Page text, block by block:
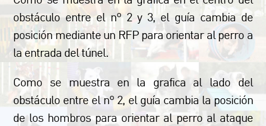
obstáculo entre el nº 2 y 3, el guía cambia de
posición mediante un RFP para orientar al perro a
la entrada del túnel.
Como se muestra en la grafica al lado del
obstáculo entre el nº 2, el guía cambia la posición
de los hombros para orientar al perro al ataque